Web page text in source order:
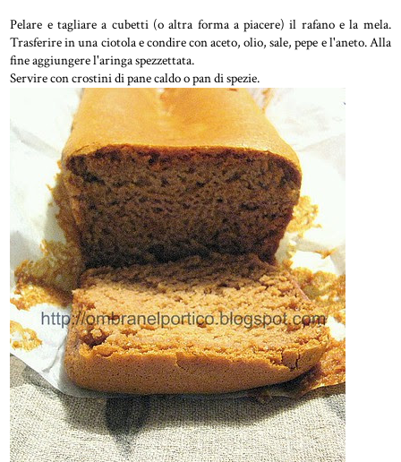
Pelare e tagliare a cubetti (o altra forma a piacere) il rafano e la mela.
Trasferire in una ciotola e condire con aceto, olio, sale, pepe e l'aneto. Alla
fine aggiungere l'aringa spezzettata.
Servire con crostini di pane caldo o pan di spezie.